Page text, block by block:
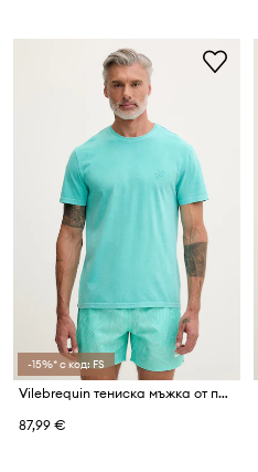
-15%* с код: FS
Vilebrequin тениска мъжка от памук TANGI
87,99 €